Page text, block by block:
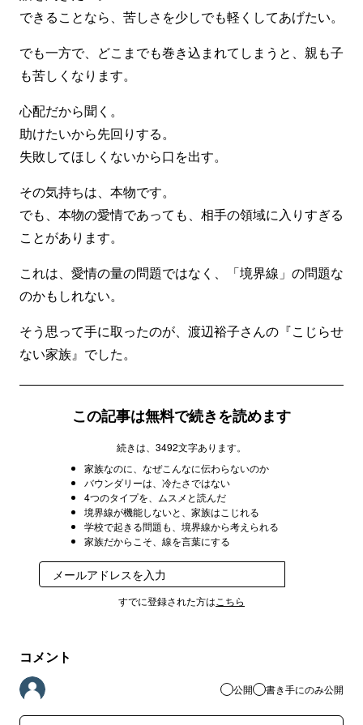
できることなら、苦しさを少しでも軽くしてあげたい。
でも一方で、どこまでも巻き込まれてしまうと、親も子
も苦しくなります。
心配だから聞く。
助けたいから先回りする。
失敗してほしくないから口を出す。
その気持ちは、本物です。
でも、本物の愛情であっても、相手の領域に入りすぎる
ことがあります。
これは、愛情の量の問題ではなく、「境界線」の問題な
のかもしれない。
そう思って手に取ったのが、渡辺裕子さんの『こじらせ
ない家族』でした。
この記事は無料で続きを読めます
続きは、3492文字あります。
家族なのに、なぜこんなに伝わらないのか
バウンダリーは、冷たさではない
4つのタイプを、ムスメと読んだ
境界線が機能しないと、家族はこじれる
学校で起きる問題も、境界線から考えられる
家族だからこそ、線を言葉にする
すでに登録された方は こちら
コメント
公開 書き手にのみ公開